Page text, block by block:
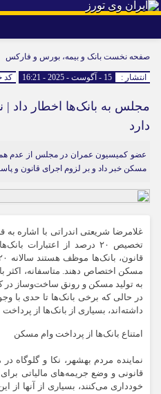
اینستاگرام
صفحه نخست بانک و بیمه، بورس و فارکس
انتشار : 15 - آگوست - 2025 - 16:21 کد
مجلس به بانک‌ها اخطار داد |
دارد
عضو کمیسیون عمران در مجلس از عدم
مسکن خبر داد و بر لزوم اجرای قانون و
غلامرضا شریعتی اندراتی با اشاره
تخصیص ۲۰ درصد از
مسکن اختصاص دهند. متاسفانه، اکثر
بهتولید مسکن و رونق ساخت‌وساز در
در حالی که برخی بانک‌ها تا حدی با
داشته‌اند، بسیاری از بانک‌ها از پرداخت
امتناع بانک‌ها از پرداخت وام مسکن
نماینده مردم بهشهر، نکا و گلوگاه
قانونی و وضع جریمه‌های مالیاتی
خودداری می‌کنند، بسیاری از آنها از